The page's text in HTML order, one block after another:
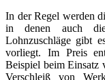
In der Regel werden
in denen auch die
Lohnzuschläge gibt
vorliegt. Im Preis
Beispiel beim Einsatz
Verschleiß von